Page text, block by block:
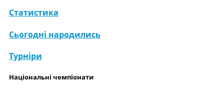
Статистика
Сьогодні народились
Турніри
Національні чемпіонати